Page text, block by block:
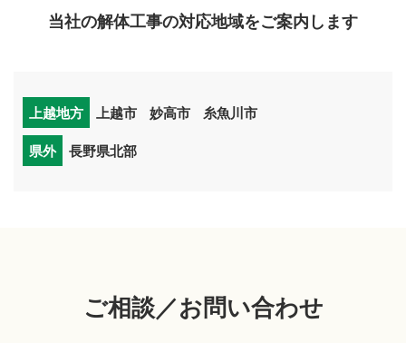
当社の解体工事の対応地域をご案内します
上越地方 上越市 妙高市
糸魚川市
県外
長野県北部
ご相談／お問い合わせ